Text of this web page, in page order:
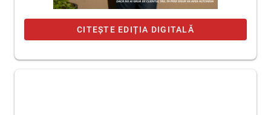
CITEȘTE EDIȚIA DIGITALĂ